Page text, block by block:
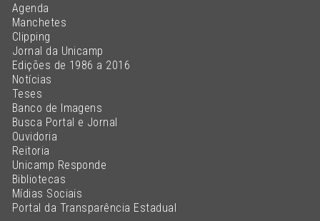
Agenda
Manchetes
Clipping
Jornal da Unicamp
Edições de 1986 a 2016
Notícias
Teses
Banco de Imagens
Busca Portal e Jornal
Ouvidoria
Reitoria
Unicamp Responde
Bibliotecas
Mídias Sociais
Portal da Transparência Estadual